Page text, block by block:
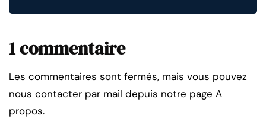
1 commentaire
Les commentaires sont fermés, mais vous pouvez
nous contacter par mail depuis notre page A
propos.